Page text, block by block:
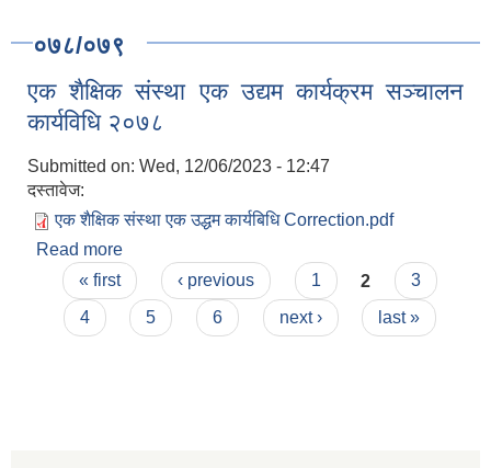
०७८/०७९
एक शैक्षिक संस्था एक उद्यम कार्यक्रम सञ्चालन
कार्यविधि २०७८
Submitted on: Wed, 12/06/2023 - 12:47
दस्तावेज:
एक शैक्षिक संस्था एक उद्धम कार्यबिधि Correction.pdf
Read more
कार्यविधि २०७८
Pages
« first ‹ previous 1 2
3
4
5 6 next › last »